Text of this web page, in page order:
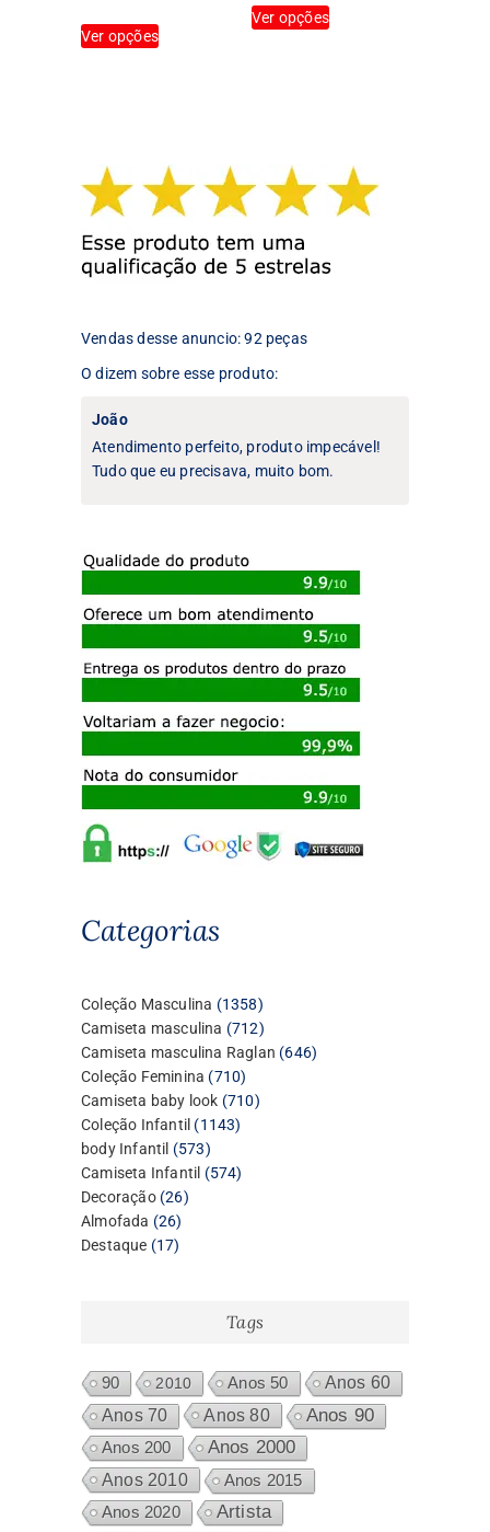
Ver opçõesproduto
opções
podem
ser
escolhidas
na
produto
Ver opçõesproduto
podem
ser
escolhidas
página
Vendas desse anuncio: 92 peças
O dizem sobre esse produto:
João
Atendimento perfeito, produto impecável!
Tudo que eu precisava, muito bom.
Categorias
Coleção Masculina 13581358
produtos
Camiseta masculina 712712
produtos
Camiseta masculina Raglan 646646
Coleção Feminina 710710
produtos
Camiseta baby look 710710
Coleção Infantil 11431143
body Infantil 573573
produtos
Camiseta Infantil 574574
Decoração 2626
Almofada 2626
produtos
Destaque 1717
Tags
90 2010 Anos 50
Anos 60
Anos 70
Anos 80 Anos 90
Anos 200 Anos 2000
Anos 2010 Anos 2015
Anos 2020 Artista